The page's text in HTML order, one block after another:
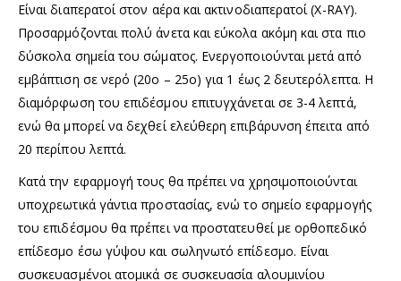
Είναι διαπερατοί στον αέρα και ακτινοδιαπερατοί (X-RAY).
Προσαρμόζονται πολύ άνετα και εύκολα ακόμη και στα πιο
δύσκολα σημεία του σώματος. Ενεργοποιούνται μετά από
εμβάπτιση σε νερό (20ο – 25ο) για 1 έως 2 δευτερόλεπτα. Η
διαμόρφωση του επιδέσμου επιτυγχάνεται σε 3-4 λεπτά,
ενώ θα μπορεί να δεχθεί ελεύθερη επιβάρυνση έπειτα από
20 περίπου λεπτά.
Κατά την εφαρμογή τους θα πρέπει να χρησιμοποιούνται
υποχρεωτικά γάντια προστασίας, ενώ το σημείο εφαρμογής
του επιδέσμου θα πρέπει να προστατευθεί με ορθοπεδικό
επίδεσμο έσω γύψου και σωληνωτό επίδεσμο. Είναι
συσκευασμένοι ατομικά σε συσκευασία αλουμινίου